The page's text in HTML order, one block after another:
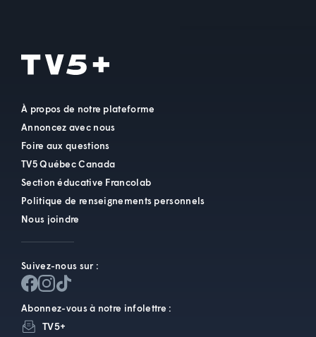
À propos de notre plateforme
Annoncez avec nous
Foire aux questions
TV5 Québec Canada
Section éducative Francolab
Politique de renseignements personnels
Nous joindre
Suivez-nous sur :
Abonnez-vous à notre infolettre :
TV5+